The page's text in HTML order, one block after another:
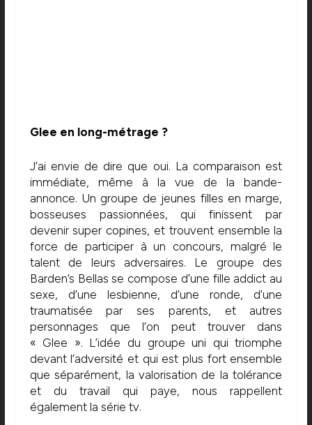
Glee en long-métrage ?
J’ai envie de dire que oui. La comparaison est
immédiate, même à la vue de la bande-
annonce. Un groupe de jeunes filles en marge,
bosseuses passionnées, qui finissent par
devenir super copines, et trouvent ensemble la
force de participer à un concours, malgré le
talent de leurs adversaires. Le groupe des
Barden’s Bellas se compose d’une fille addict au
sexe, d’une lesbienne, d’une ronde, d’une
traumatisée par ses parents, et autres
personnages que l’on peut trouver dans
« Glee ». L’idée du groupe uni qui triomphe
devant l’adversité et qui est plus fort ensemble
que séparément, la valorisation de la tolérance
et du travail qui paye, nous rappellent
également la série tv.